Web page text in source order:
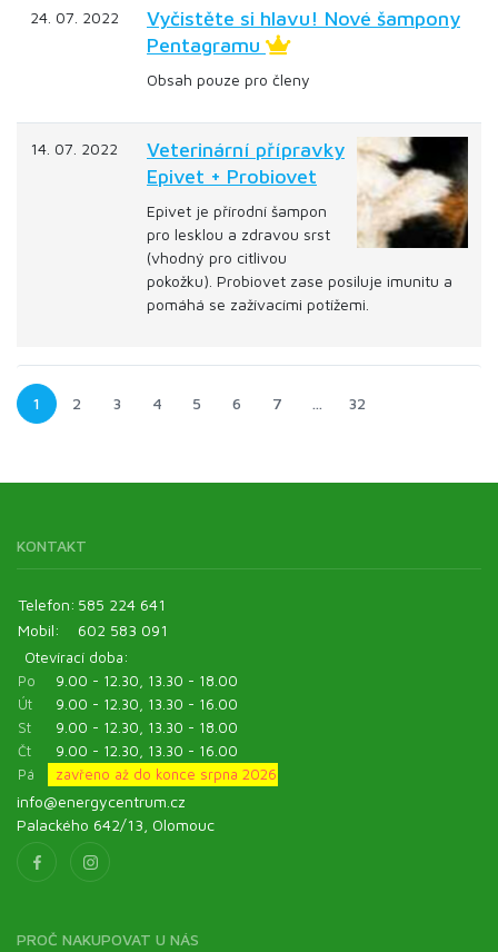
24. 07. 2022
Vyčistěte si hlavu! Nové šampony
Pentagramu
Obsah pouze pro členy
14. 07. 2022
Veterinární přípravky
Epivet + Probiovet
Epivet je přírodní šampon
pro lesklou a zdravou srst
(vhodný pro citlivou
pokožku). Probiovet zase posiluje imunitu a
pomáhá se zažívacími potížemi.
1 2 3 4 5 6 7 … 32
KONTAKT
Telefon: 585 224 641
Mobil:
602 583 091
Otevírací doba:
Po
9.00 - 12.30, 13.30 - 18.00
Út
9.00 - 12.30, 13.30 - 16.00
St
9.00 - 12.30, 13.30 - 18.00
Čt
9.00 - 12.30, 13.30 - 16.00
Pá
zavřeno až do konce srpna 2026
info@energycentrum.cz
Palackého 642/13, Olomouc
PROČ NAKUPOVAT U NÁS